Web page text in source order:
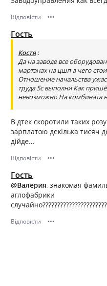
Відповісти •••
Гость
Костя:
Да на заводе все
мартэнах на цшп а чего
Отношение начальства
труда 5с выполни Как
невозможно На комбината
В дтек скоротили таких
зарплатою декілька тисяч
дійде…
Відповісти •••
Гость
@Валерия, знакомая
аглофабрики
Відповісти •••